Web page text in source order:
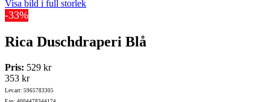
Visa bild i full storlek
-33%
Rica Duschdraperi Blå
Pris: 529 kr
353 kr
Lev.art: 5965783305